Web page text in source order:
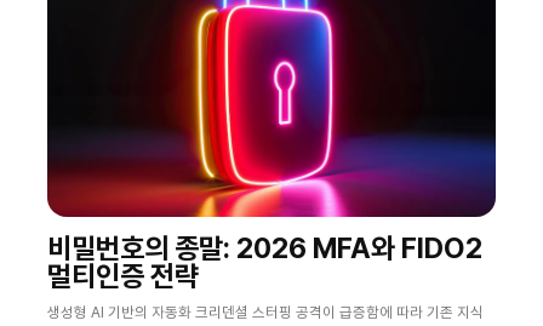
비밀번호의 종말: 2026 MFA와 FIDO2
멀티인증 전략
생성형 AI 기반의 자동화 크리덴셜 스터핑 공격이 급증함에 따라 기존 지식